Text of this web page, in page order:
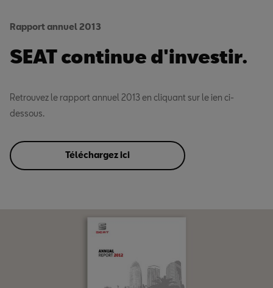
Rapport annuel 2013
SEAT continue d'investir.
Retrouvez le rapport annuel 2013 en cliquant sur le ien ci-
dessous.
Téléchargez ici